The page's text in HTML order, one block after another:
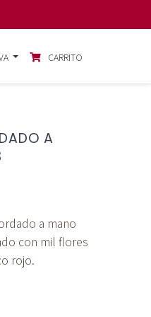
CARRITO
A
a mano
con mil flores
rojo.